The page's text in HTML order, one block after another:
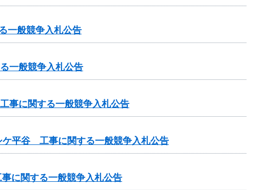
一般競争入札公告
一般競争入札公告
に関する一般競争入札公告
ケ平谷 工事に関する一般競争入札公告
に関する一般競争入札公告